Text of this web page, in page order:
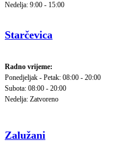
Nedelja: 9:00 - 15:00
Starčevica
Radno vrijeme:
Ponedjeljak - Petak: 08:00 - 20:00
Subota: 08:00 - 20:00
Nedelja: Zatvoreno
Zalužani